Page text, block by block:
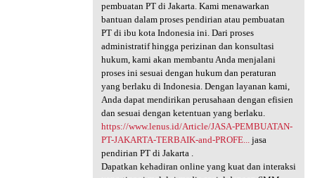
pembuatan PT di Jakarta. Kami menawarkan
bantuan dalam proses pendirian atau pembuatan
PT di ibu kota Indonesia ini. Dari proses
administratif hingga perizinan dan konsultasi
hukum, kami akan membantu Anda menjalani
proses ini sesuai dengan hukum dan peraturan
yang berlaku di Indonesia. Dengan layanan kami,
Anda dapat mendirikan perusahaan dengan efisien
dan sesuai dengan ketentuan yang berlaku.
https://www.lenus.id/Article/JASA-PEMBUATAN-
PT-JAKARTA-TERBAIK-and-PROFE...jasa
pendirian PT di Jakarta .
Dapatkan kehadiran online yang kuat dan interaksi